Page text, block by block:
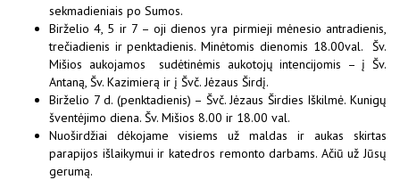
sekmadieniais po Sumos.
Birželio 4, 5 ir 7 – oji dienos yra pirmieji mėnesio antradienis,
trečiadienis ir penktadienis. Minėtomis dienomis 18.00val. Šv.
Mišios aukojamos sudėtinėmis aukotojų intencijomis – į Šv.
Antaną, Šv. Kazimierą ir į Švč. Jėzaus Širdį.
Birželio 7 d. (penktadienis) – Švč. Jėzaus Širdies Iškilmė. Kunigų
šventėjimo diena. Šv. Mišios 8.00 ir 18.00 val.
Nuoširdžiai dėkojame visiems už maldas ir aukas skirtas
parapijos išlaikymui ir katedros remonto darbams. Ačiū už Jūsų
gerumą.